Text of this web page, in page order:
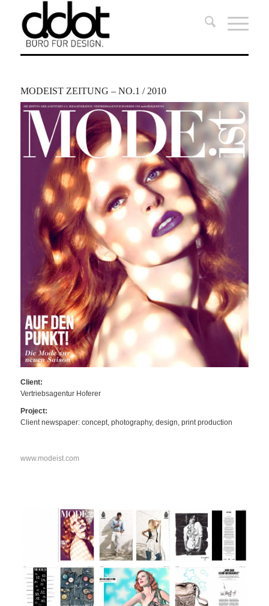
MODEIST ZEITUNG – NO.1 / 2010
Client:
Vertriebsagentur Hoferer
Project:
Client newspaper: concept, photography, design, print production
www.modeist.com